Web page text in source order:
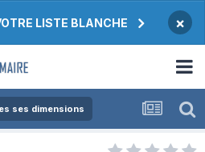
LISTE BLANCHE ×
ses dimensions